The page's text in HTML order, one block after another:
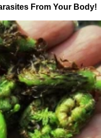
From Your Body!